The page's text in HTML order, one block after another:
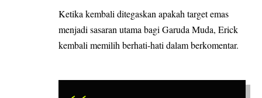
Ketika kembali ditegaskan apakah target emas
menjadi sasaran utama bagi Garuda Muda, Erick
kembali memilih berhati-hati dalam berkomentar.